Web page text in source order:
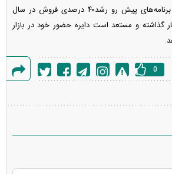
حال این شرکت براساس برنامه‌های پیش رو رشد۴۰ درصدی فروش در سال
کار گذاشته و مستعد است دایره حضور خود در بازار
خطا
0